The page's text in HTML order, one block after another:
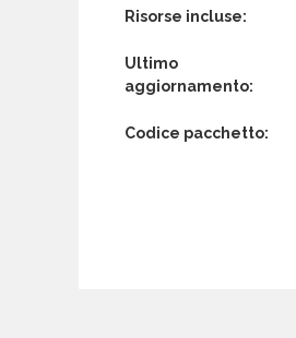
Risorse incluse:
Ultimo
aggiornamento:
Codice pacchetto: